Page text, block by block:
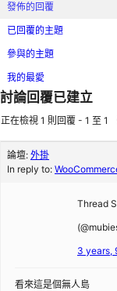
發佈的回覆
已回覆的主題
參與的主題
我的最愛
討論回覆已建立
正在檢視 1 則回覆 - 1 至 1
論壇: 外掛
In reply to:
Thread
3 years,
看來這是個無人島